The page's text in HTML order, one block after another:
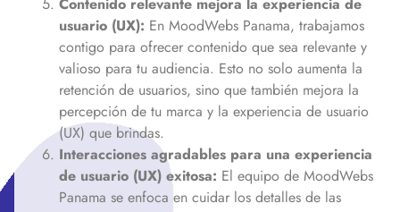
Contenido relevante mejora la experiencia de
usuario (UX): En MoodWebs Panama, trabajamos
contigo para ofrecer contenido que sea relevante y
valioso para tu audiencia. Esto no solo aumenta la
retención de usuarios, sino que también mejora la
percepción de tu marca y la experiencia de usuario
(UX) que brindas.
Interacciones agradables para una experiencia
de usuario (UX) exitosa: El equipo de MoodWebs
Panama se enfoca en cuidar los detalles de las